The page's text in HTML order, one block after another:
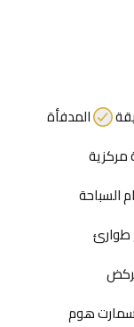
المدفأة
مركزية
السباحة
هوم